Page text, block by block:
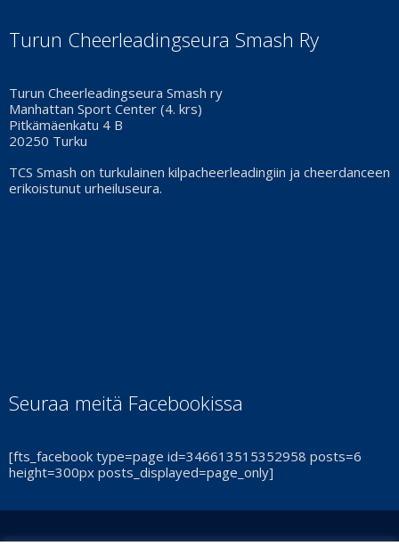
Turun Cheerleadingseura Smash Ry
Turun Cheerleadingseura Smash ry
Manhattan Sport Center (4. krs)
Pitkämäenkatu 4 B
20250 Turku
TCS Smash on turkulainen kilpacheerleadingiin ja cheerdanceen
erikoistunut urheiluseura.
Seuraa meitä Facebookissa
[fts_facebook type=page id=346613515352958 posts=6
height=300px posts_displayed=page_only]